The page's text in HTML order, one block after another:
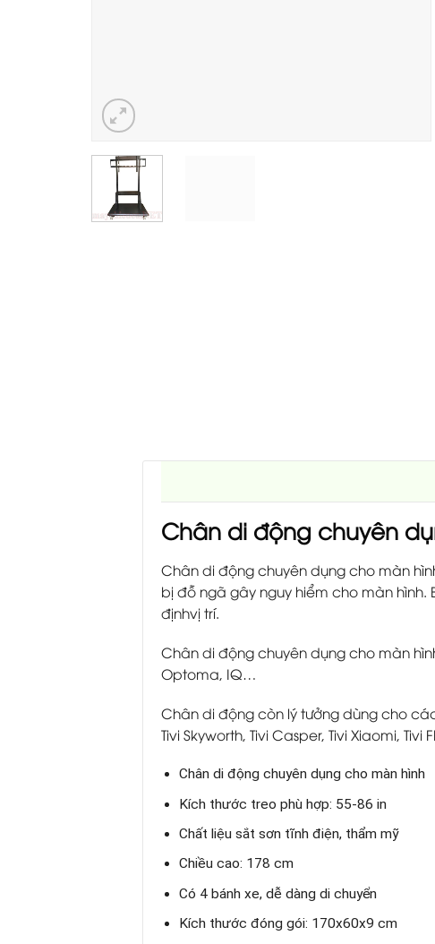
Chân di động chuyên
Chân di động chuyên dụng cho màn
bị đỗ ngã gây nguy hiểm cho màn
địnhvị trí.
Chân di động chuyên dụng cho màn
Optoma, IQ…
Chân di động còn lý tưởng dùng cho các
Tivi Skyworth, Tivi Casper, Tivi Xiaomi, Tivi
Chân di động chuyên dụng cho màn hình
Kích thước treo phù hợp: 55-86 in
Chất liệu sắt sơn tĩnh điện, thẩm mỹ
Chiều cao: 178 cm
Có 4 bánh xe, dễ dàng di chuyển
Kích thước đóng gói: 170x60x9 cm